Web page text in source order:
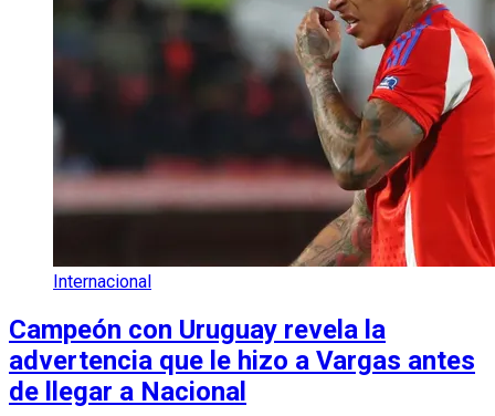
Internacional
Campeón con Uruguay revela la
advertencia que le hizo a Vargas antes
de llegar a Nacional